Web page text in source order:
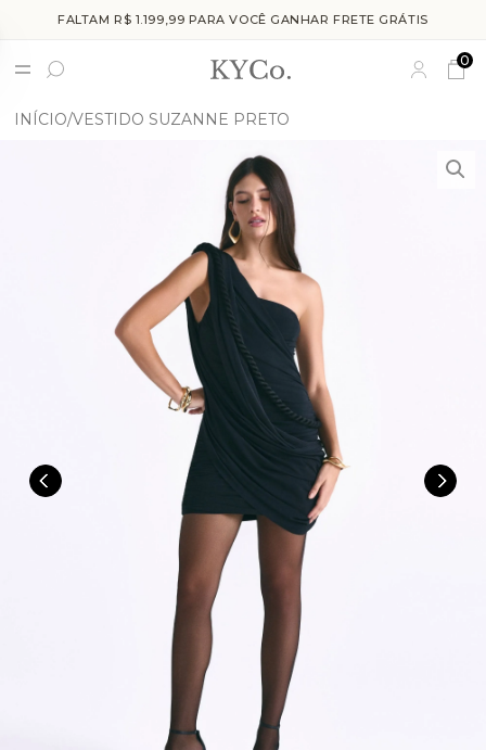
FALTAM R$ 1.199,99 PARA VOCÊ GANHAR FRETE GRÁTIS
0
INÍCIO VESTIDO SUZANNE PRETO